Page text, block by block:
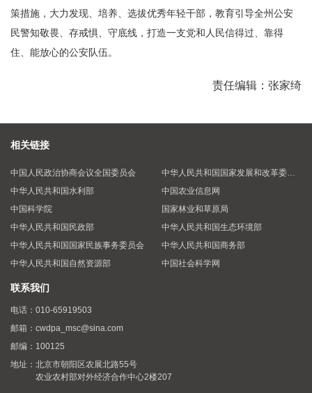
策措施，大力发现、培养、选拔优秀年轻干部，教育引导全州公安
民警知敬畏、存戒惧、守底线，打造一支党和人民信得过、靠得
住、能放心的公安队伍。
责任编辑：张家绮
相关链接
中国人民政治协商会议全国委员会
中华人民共和国国家发展和改革委员会
中华人民共和国水利部
中国农业信息网
中国科学院
国家林业和草原局
中华人民共和国民政部
中华人民共和国生态环境部
中华人民共和国国家民族事务委员会
中华人民共和国商务部
中华人民共和国自然资源部
中国社会科学网
联系我们
电话： 010-65919503
邮箱： cwdpa_msc@sina.com
邮编： 100125
地址： 北京市朝阳区农展北路55号
农业农村部对外经济合作中心2楼207